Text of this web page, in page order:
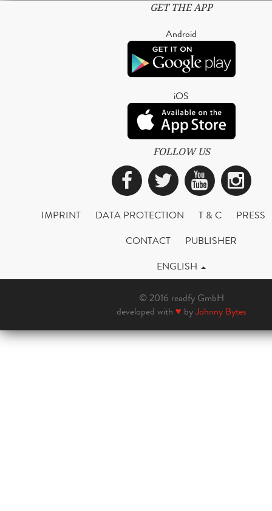
GET THE APP
Android
iOS
FOLLOW US
Facebook
Twitter
IMPRINT DATA PROTECTION T & C
PRESS
CONTACT
PUBLISHER
ENGLISH
© 2016 readfy GmbH
developed with ♥ byJohnny Bytes